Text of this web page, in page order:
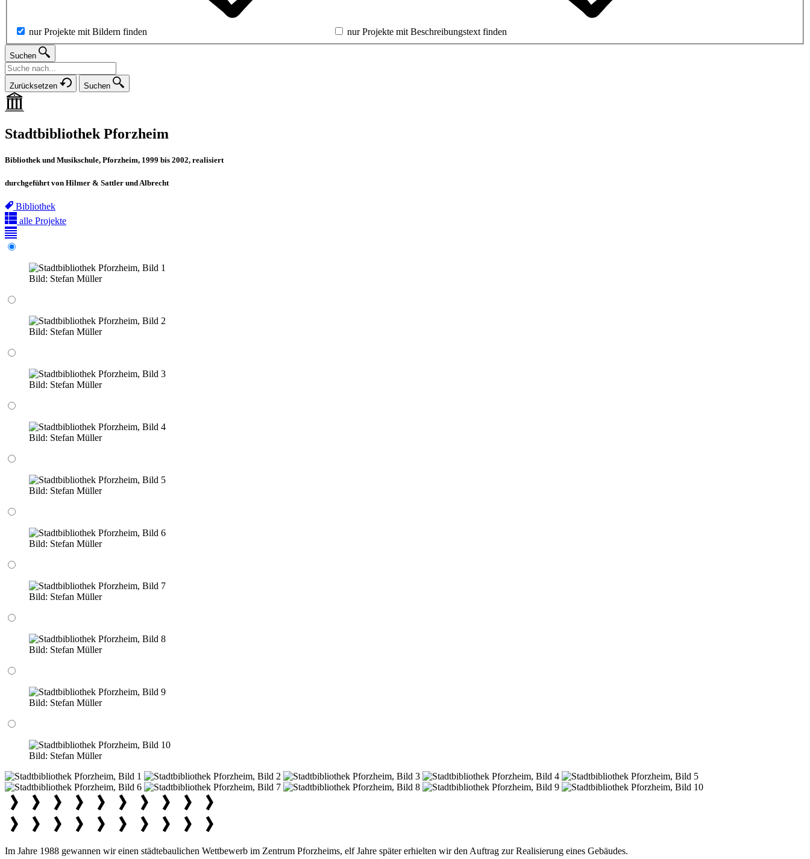
nur Projekte mit Bildern finden nur Projekte mit Beschreibungstext finden
Suchen
Zurücksetzen Suchen
Stadtbibliothek Pforzheim
Bibliothek und Musikschule, Pforzheim, 1999 bis 2002, realisiert
durchgeführt von Hilmer & Sattler und Albrecht
Bibliothek
alle Projekte
Bild: Stefan Müller
Bild: Stefan Müller
Bild: Stefan Müller
Bild: Stefan Müller
Bild: Stefan Müller
Bild: Stefan Müller
Bild: Stefan Müller
Bild: Stefan Müller
Bild: Stefan Müller
Bild: Stefan Müller
Im Jahre 1988 gewannen wir einen städtebaulichen Wettbewerb im Zentrum Pforzheims, elf Jahre später erhielten wir den Auftrag zur Realisierung eines Gebäudes.